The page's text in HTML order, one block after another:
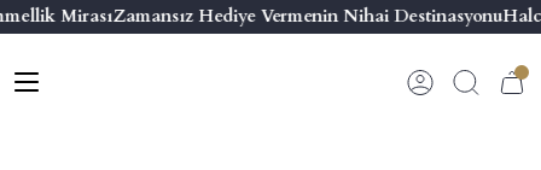
MirasıZamansız Hediye Vermenin Nihai Destinasyonu
Geri Dön
Geri Dön
Geri Dön
Geri Dön
Seriler